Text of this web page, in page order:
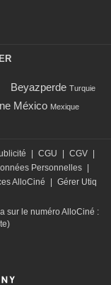
Beyazperde Turquie
México Mexique
CGU CGV
Personnelles
AlloCiné
Gérer Utiq
sur le numéro AlloCiné :